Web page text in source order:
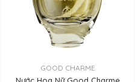
GOOD CHARME